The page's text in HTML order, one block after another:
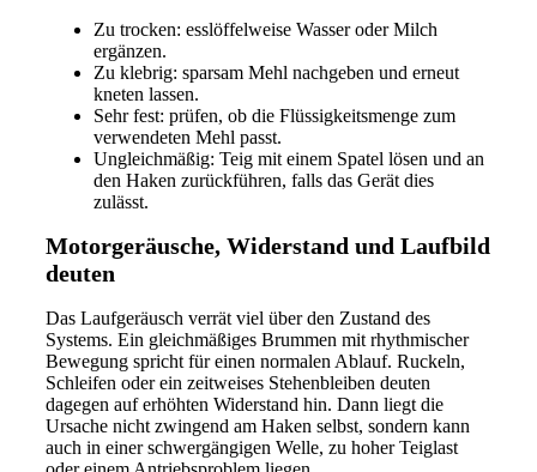
Zu trocken: esslöffelweise Wasser oder Milch
ergänzen.
Zu klebrig: sparsam Mehl nachgeben und erneut
kneten lassen.
Sehr fest: prüfen, ob die Flüssigkeitsmenge zum
verwendeten Mehl passt.
Ungleichmäßig: Teig mit einem Spatel lösen und an
den Haken zurückführen, falls das Gerät dies
zulässt.
Motorgeräusche, Widerstand und Laufbild
deuten
Das Laufgeräusch verrät viel über den Zustand des
Systems. Ein gleichmäßiges Brummen mit rhythmischer
Bewegung spricht für einen normalen Ablauf. Ruckeln,
Schleifen oder ein zeitweises Stehenbleiben deuten
dagegen auf erhöhten Widerstand hin. Dann liegt die
Ursache nicht zwingend am Haken selbst, sondern kann
auch in einer schwergängigen Welle, zu hoher Teiglast